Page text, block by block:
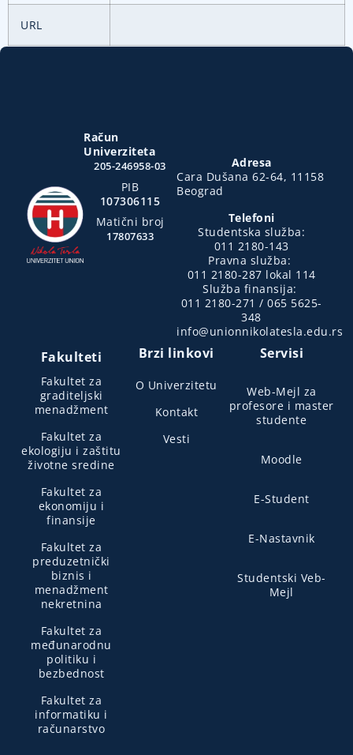
URL
Račun
Univerziteta
205-246958-03
PIB
107306115
Matični broj
17807633
Adresa
Cara Dušana 62-64, 11158
Beograd
Telefoni
Studentska služba:
011 2180-143
Pravna služba:
011 2180-287 lokal 114
Služba finansija:
011 2180-271 / 065 5625-
348
info@unionnikolatesla.edu.rs
Fakulteti
Fakultet za
graditeljski
menadžment
Fakultet za
ekologiju i zaštitu
životne sredine
Fakultet za
ekonomiju i
finansije
Fakultet za
preduzetnički
biznis i
menadžment
nekretnina
Fakultet za
međunarodnu
politiku i
bezbednost
Fakultet za
informatiku i
računarstvo
Brzi linkovi
O Univerzitetu
Kontakt
Vesti
Servisi
Web-Mejl za
profesore i master
studente
Moodle
E-Student
E-Nastavnik
Studentski Veb-
Mejl